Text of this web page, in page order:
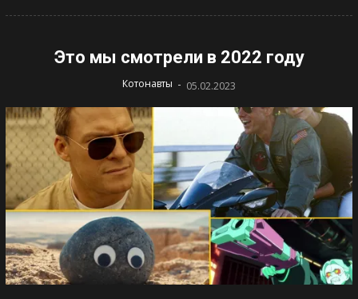
Это мы смотрели в 2022 году
Котонавты - 05.02.2023